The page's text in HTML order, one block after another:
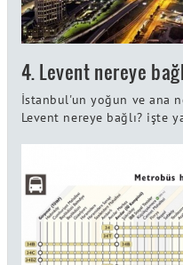
4. Levent nereye
İstanbul'un yoğun ve ana
Levent nereye bağlı? işte